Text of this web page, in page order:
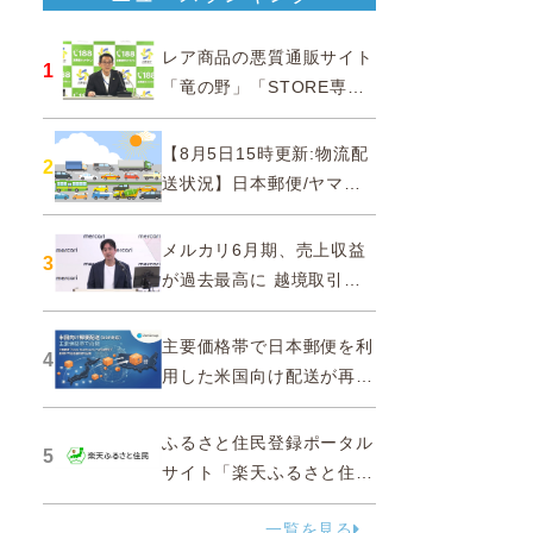
1
レア商品の悪質通販サイト
「竜の野」「STORE専門
ショップ」などに注意…消
費者庁
2
【8月5日15時更新:物流配
送状況】日本郵便/ヤマト
運輸/佐川急便/西濃運輸/福
山通運
3
メルカリ6月期、売上収益
が過去最高に 越境取引が
急成長
4
主要価格帯で日本郵便を利
用した米国向け配送が再
開、DDPソリューションと
API連携…ZenGroup
5
ふるさと住民登録ポータル
サイト「楽天ふるさと住
民」を2027年春に開設